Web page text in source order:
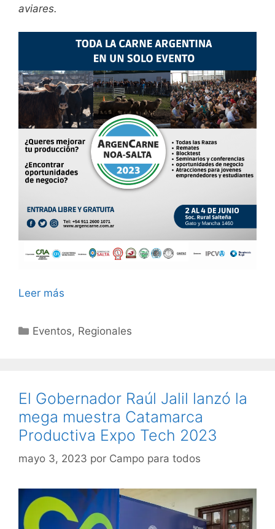
aviares.
Leer más
Categorías
Eventos, Regionales
El Gobernador Raúl Jalil lanzó la
mega muestra Catamarca
Productiva Expo Tech 2023
mayo 3, 2023 por Campo para todos